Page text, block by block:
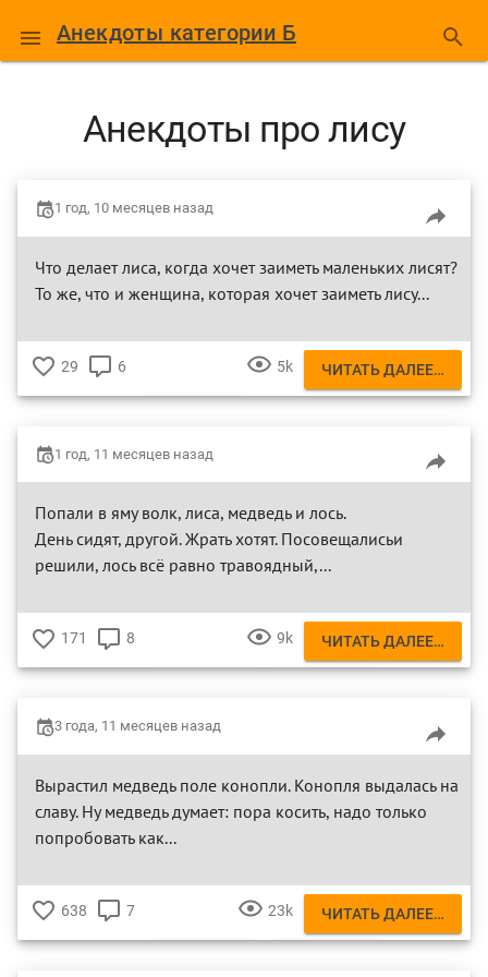
Анекдоты категории Б
Анекдоты про лису
1 год, 10 месяцев назад
Что делает лиса, когда хочет заиметь маленьких лисят?
То же, что и женщина, которая хочет заиметь лису...
♥
29
КОММЕНТАРИЕВ
6 ЧИТАТЬ ДАЛЕЕ…
ПРОСМОТРА
5k
1 год, 11 месяцев назад
Попали в яму волк, лиса, медведь и лось.
День сидят, другой. Жрать хотят. Посовещалисьи
решили, лось всё равно травоядный,...
♥
171
КОММЕНТАРИЕВ
8 ЧИТАТЬ ДАЛЕЕ…
ПРОСМОТР
9k
ЛОСЬ
3 года, 11 месяцев назад
Выpастил медведь поле конопли. Конопля выдалась на
славу. Hу медведь думает: поpа косить, надо только
попpобовать как...
♥
638
КОММЕНТАРИЕВ
7 ЧИТАТЬ ДАЛЕЕ…
ПРОСМОТР
23k